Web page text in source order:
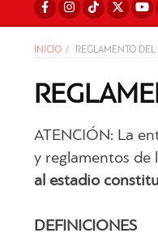
INICIO REGLAMENTO DEL
ATENCIÓN: La
y reglamentos de
al estadio
DEFINICIONES